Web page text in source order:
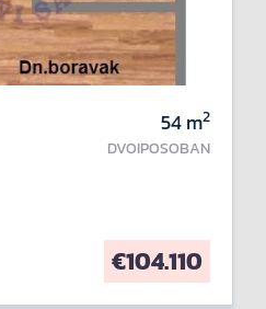
54m2
DVOIPOSOBAN
€104.110